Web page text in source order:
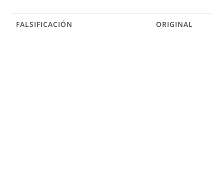
FALSIFICACIÓN ORIGINAL